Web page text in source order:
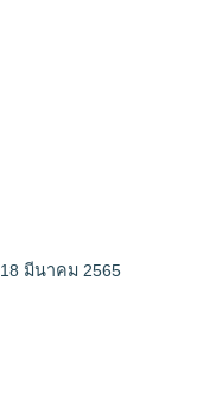
มีนาคม 2565